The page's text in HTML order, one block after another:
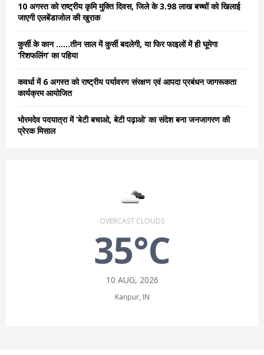
10 अगस्त को राष्ट्रीय कृमि मुक्ति दिवस, जिले के 3.98 लाख बच्चों को खिलाई
जाएगी एलबेंडाजोल की खुराक
कुर्सी के कान ……तीन साल में कुर्सी बदलेगी, या फिर फाइलों में ही घूमेगा
‘रिशफलिंग’ का पहिया
कवर्धा में 6 अगस्त को राष्ट्रीय पर्यावरण संरक्षण एवं आपदा प्रबंधन जागरूकता
कार्यक्रम आयोजित
भोरमदेव पदयात्रा में ‘बेटी बचाओ, बेटी पढ़ाओ’ का संदेश बना जनजागरण की
प्रेरक मिसाल
OVERCAST CLOUDS
35°C
10 AUG, 2026
Kanpur, IN